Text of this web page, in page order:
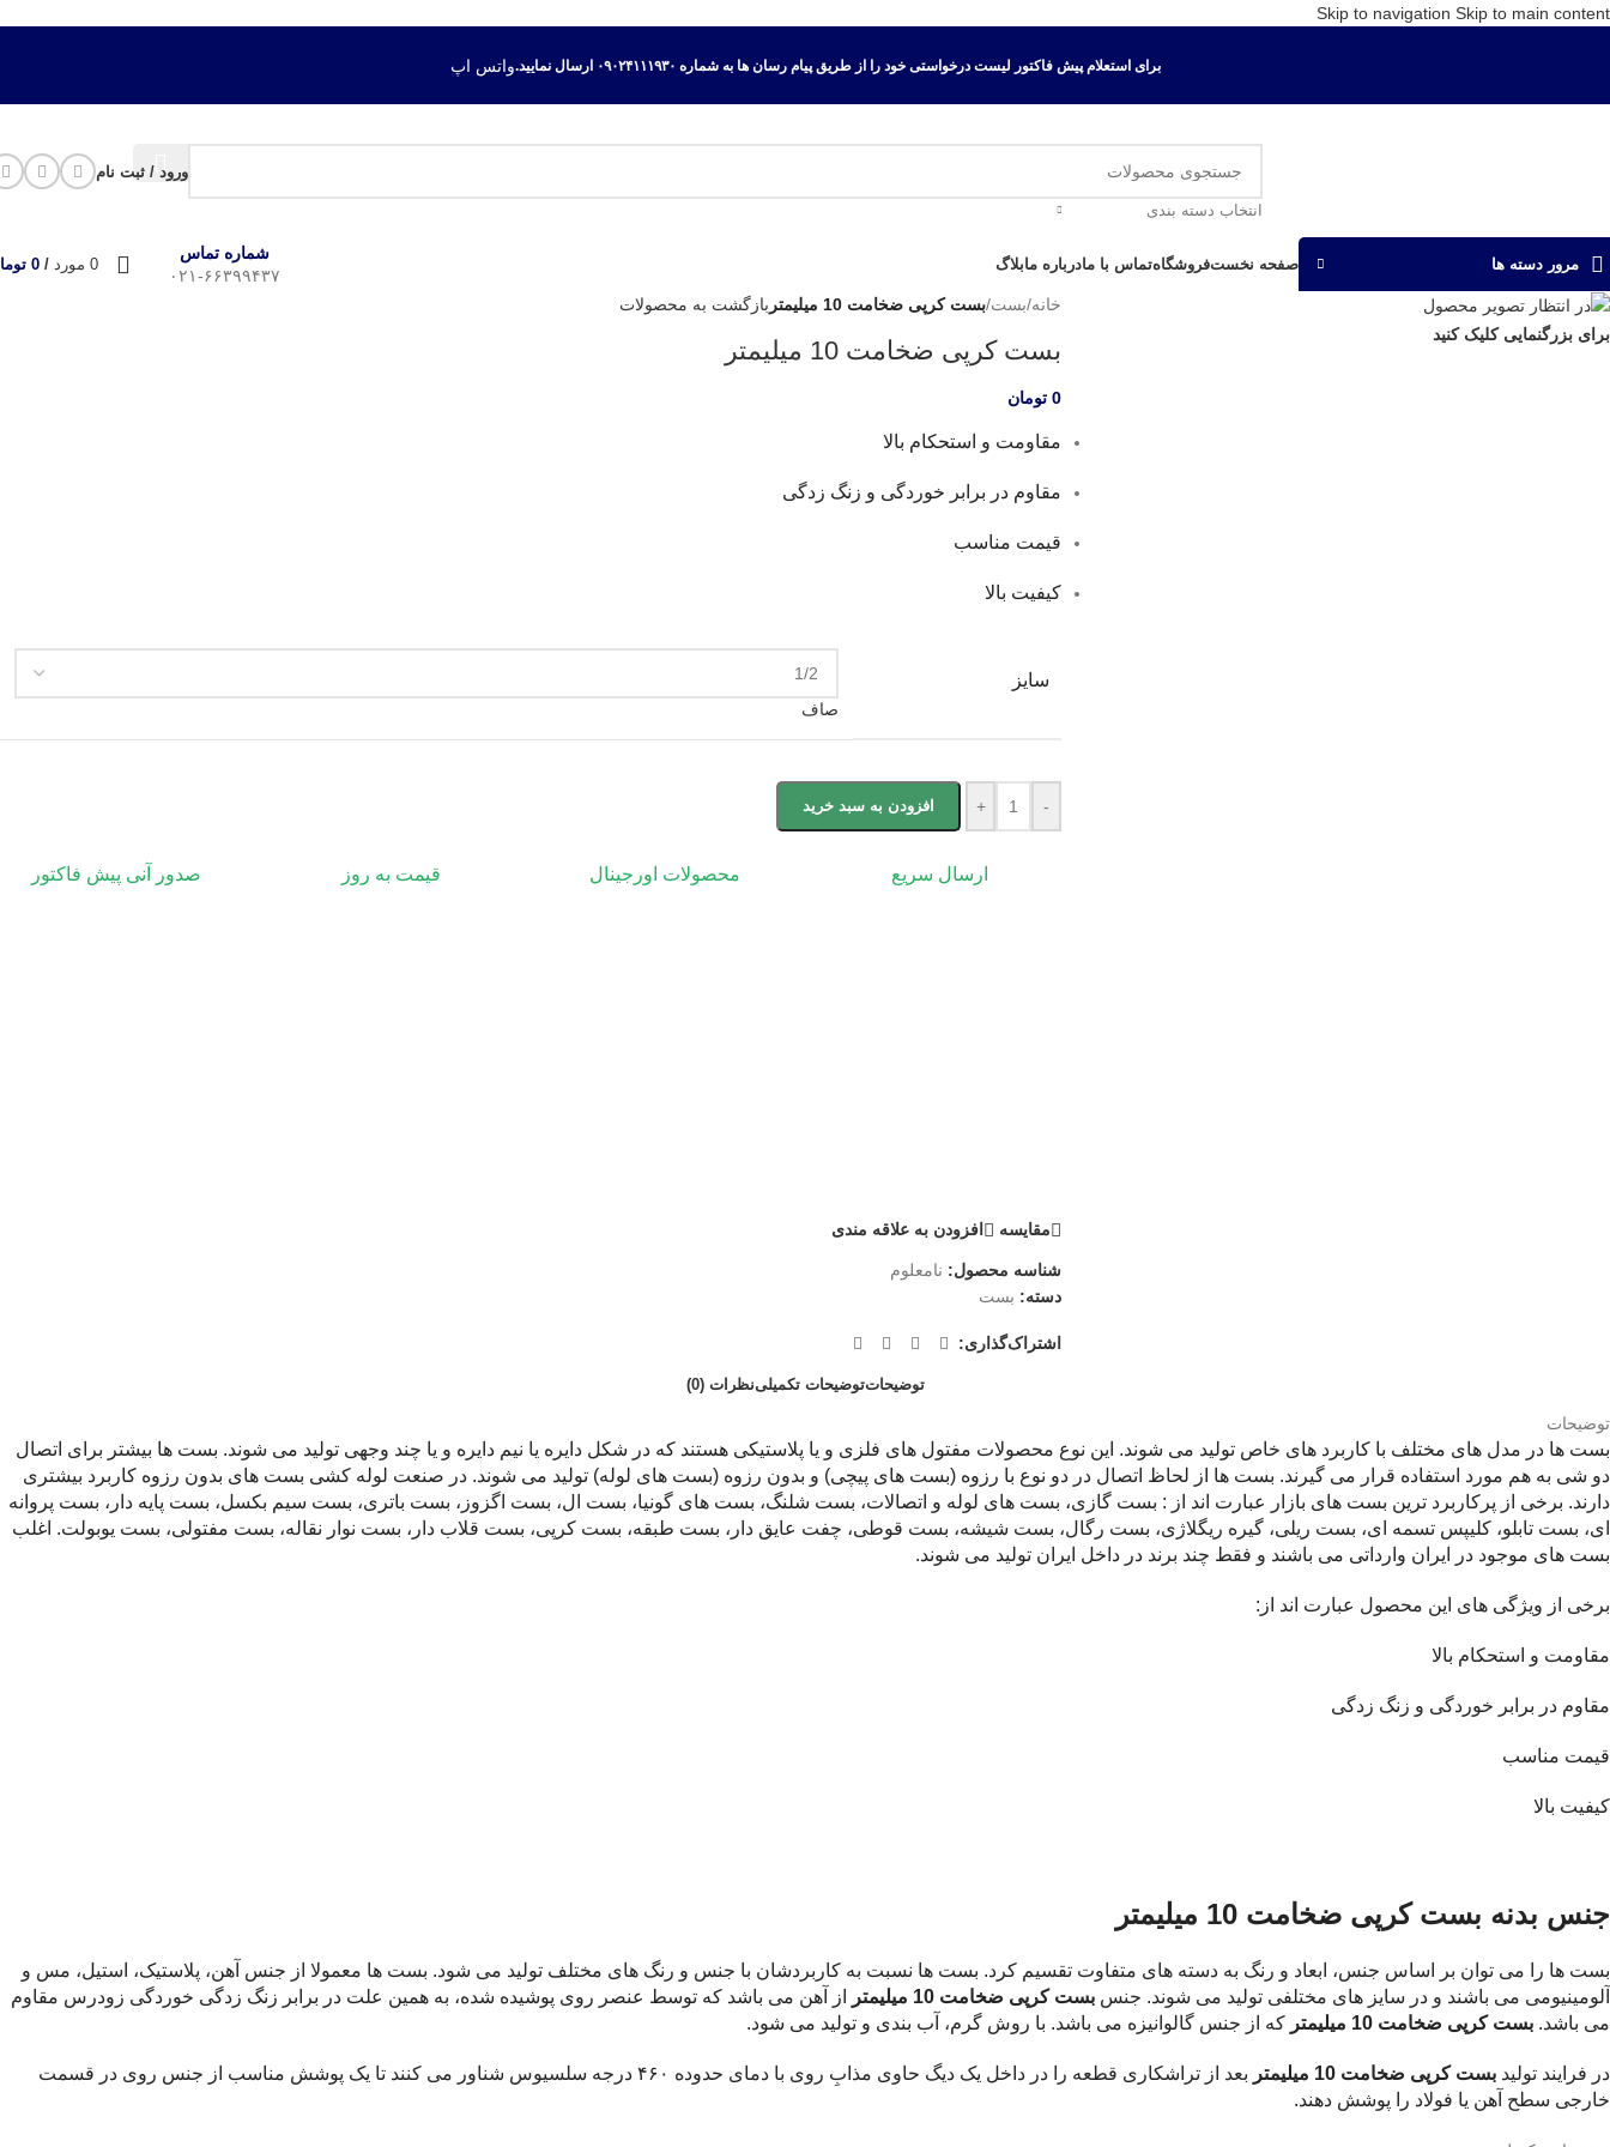
Skip to navigation Skip to main content
برای استعلام پیش فاکتور لیست درخواستی خود را از طریق پیام رسان ها به شماره ۰۹۰۲۴۱۱۱۹۳۰ ارسال نمایید. واتس اپ
انتخاب دسته بندی
ورود / ثبت نام
مرور دسته ها صفحه نخستفروشگاهتماس با مادرباره مابلاگ
شماره تماس
۰۲۱-۶۶۳۹۹۴۳۷
0 مورد /
0
برای بزرگنمایی کلیک کنید
خانه/بست/بست کرپی ضخامت 10 میلیمتر بازگشت به محصولات
بست کرپی ضخامت 10 میلیمتر
0 تومان
مقاومت و استحکام بالا
مقاوم در برابر خوردگی و زنگ زدگی
قیمت مناسب
کیفیت بالا
سایز
صاف
-
+ افزودن به سبد خرید
صدور آنی پیش فاکتور قیمت به روز محصولات اورجینال ارسال سریع
مقايسه افزودن به علاقه مندی
شناسه محصول: نامعلوم
دسته: بست
اشتراک‌گذاری:
توضیحاتتوضیحات تکمیلینظرات (0)
توضیحات
بست ها در مدل های مختلف با کاربرد های خاص تولید می شوند. این نوع محصولات مفتول های فلزی و یا پلاستیکی هستند که در شکل دایره یا نیم دایره و یا چند وجهی تولید می شوند. بست ها بیشتر برای اتصال
دو شی به هم مورد استفاده قرار می گیرند. بست ها از لحاظ اتصال در دو نوع با رزوه (بست های پیچی) و بدون رزوه (بست های لوله) تولید می شوند. در صنعت لوله کشی بست های بدون رزوه کاربرد بیشتری
دارند. برخی از پرکاربرد ترین بست های بازار عبارت اند از : بست گازی، بست های لوله و اتصالات، بست شلنگ، بست های گونیا، بست ال، بست اگزوز، بست باتری، بست سیم بکسل، بست پایه دار، بست پروانه
ای، بست تابلو، کلیپس تسمه ای، بست ریلی، گیره ریگلاژی، بست رگال، بست شیشه، بست قوطی، چفت عایق دار، بست طبقه، بست کرپی، بست قلاب دار، بست نوار نقاله، بست مفتولی، بست یوبولت. اغلب
بست های موجود در ایران وارداتی می باشند و فقط چند برند در داخل ایران تولید می شوند.
برخی از ویژگی های این محصول عبارت اند از:
مقاومت و استحکام بالا
مقاوم در برابر خوردگی و زنگ زدگی
قیمت مناسب
کیفیت بالا
جنس بدنه بست کرپی ضخامت 10 میلیمتر
بست ها را می توان بر اساس جنس، ابعاد و رنگ به دسته های متفاوت تقسیم کرد. بست ها نسبت به کاربردشان با جنس و رنگ های مختلف تولید می شود. بست ها معمولا از جنس آهن، پلاستیک، استیل، مس و
آلومینیومی می باشند و در سایز های مختلفی تولید می شوند. جنس بست کرپی ضخامت 10 میلیمتر
از آهن می باشد که توسط عنصر روی پوشیده شده، به همین علت در برابر زنگ زدگی خوردگی زودرس مقاوم
می باشد. بست کرپی ضخامت 10 میلیمتر که از جنس گالوانیزه می باشد. با روش گرم، آب بندی و تولید می شود.
در فرایند تولید بست کرپی ضخامت 10 میلیمتر
بعد از تراشکاری قطعه را در داخل یک دیگ حاوی مذابِ روی با دمای حدوده ۴۶۰ درجه سلسیوس شناور می کنند تا یک پوشش مناسب از جنس روی در قسمت
خارجی سطح آهن یا فولاد را پوشش دهند.